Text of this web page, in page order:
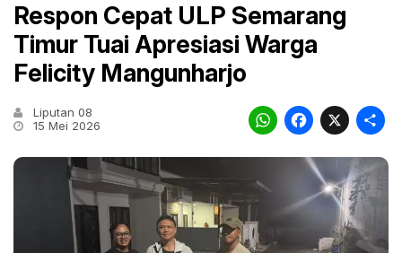
Respon Cepat ULP Semarang
Timur Tuai Apresiasi Warga
Felicity Mangunharjo
Liputan 08
15 Mei 2026
X